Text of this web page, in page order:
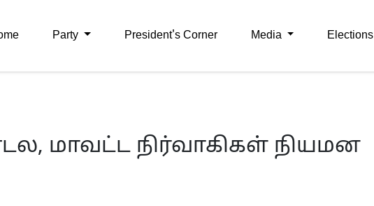
Party President's Corner Media Elections
மாவட்ட நிர்வாகிகள் நியமன